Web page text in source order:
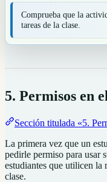
Comprueba que la
tareas de la clase.
5. Permisos en
Sección titulada «5.
La primera vez que un
pedirle permiso para usar
estudiantes que utilicen la
clase.